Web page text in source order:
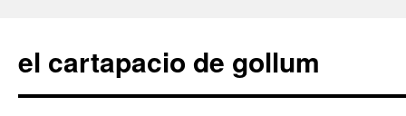
contenido
el cartapacio de gollum